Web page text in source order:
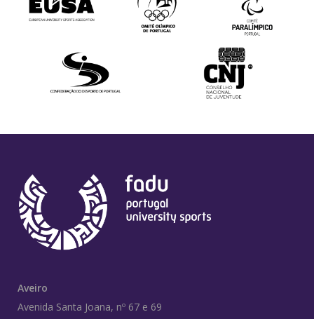
Aveiro
Avenida Santa Joana, nº 67 e 69